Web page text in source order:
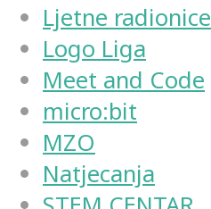
Ljetne radionice
Logo Liga
Meet and Code
micro:bit
MZO
Natjecanja